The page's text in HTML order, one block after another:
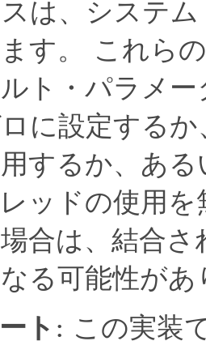
は、システ
す。
これら
ト・パラメ
に設定するか
するか、あ
ッドの使用
合は、結合
る可能性があ
ト : この実装